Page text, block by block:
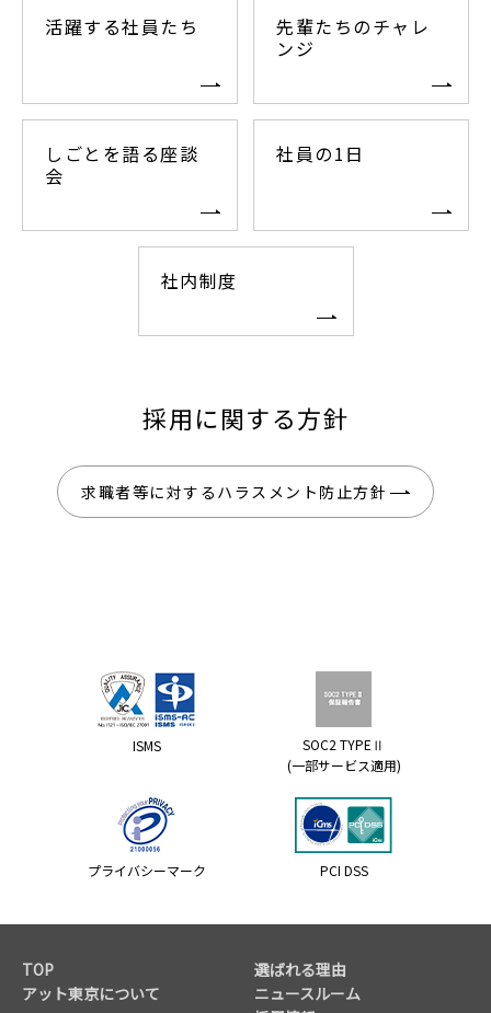
活躍する社員たち
先輩たちのチャレ
ンジ
しごとを語る座談
会
社員の1日
社内制度
採用に関する方針
求職者等に対するハラスメント防⽌⽅針
ISMS
SOC2 TYPEⅡ
(一部サービス適用)
プライバシーマーク PCI DSS
TOP
アット東京について
選ばれる理由
ニュースルーム